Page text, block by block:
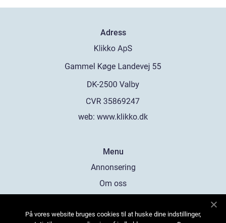
Adress
web: www.klikko.dk
Menu
Annonsering
Om oss
Kontakta oss
På vores website bruges cookies til at huske dine indstillinger,